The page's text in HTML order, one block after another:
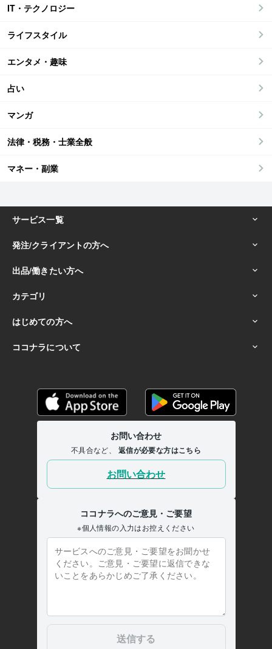
IT・テクノロジー
ライフスタイル
エンタメ・趣味
占い
マンガ
法律・税務・士業全般
マネー・副業